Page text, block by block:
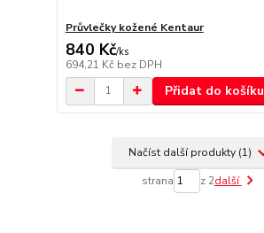
Průvlečky kožené Kentaur
840 Kč/ks
694,21 Kč bez DPH
Přidat do košíku
Načíst další produkty (1)
strana z 2další